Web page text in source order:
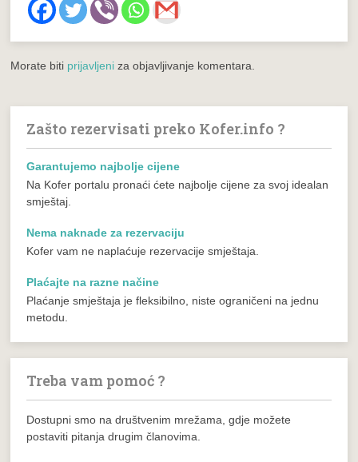
Morate biti prijavljeni za objavljivanje komentara.
Zašto rezervisati preko Kofer.info ?
Garantujemo najbolje cijene
Na Kofer portalu pronaći ćete najbolje cijene za svoj idealan
smještaj.
Nema naknade za rezervaciju
Kofer vam ne naplaćuje rezervacije smještaja.
Plaćajte na razne načine
Plaćanje smještaja je fleksibilno, niste ograničeni na jednu
metodu.
Treba vam pomoć ?
Dostupni smo na društvenim mrežama, gdje možete
postaviti pitanja drugim članovima.